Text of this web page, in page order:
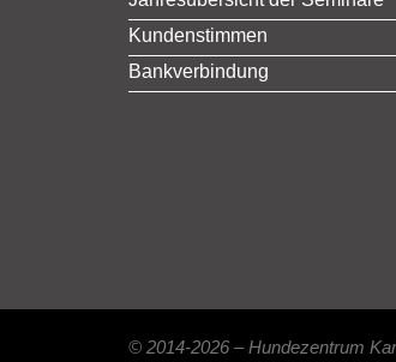
Kundenstimmen
Bankverbindung
© 2014-2026 – Hundezentrum